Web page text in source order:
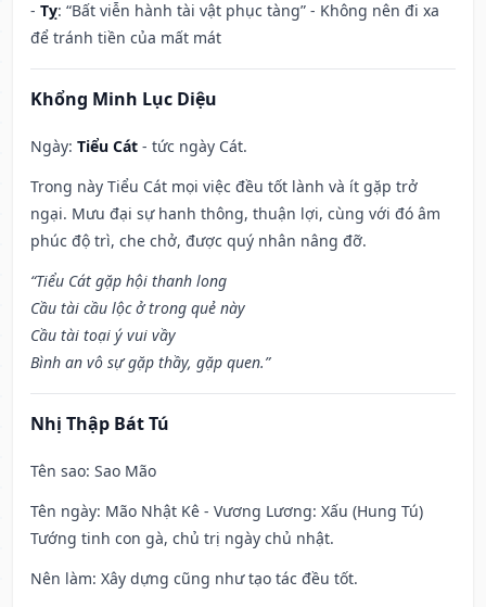
- Tỵ: “Bất viễn hành tài vật phục tàng” - Không nên đi xa
để tránh tiền của mất mát
Khổng Minh Lục Diệu
Ngày: Tiểu Cát - tức ngày Cát.
Trong này Tiểu Cát mọi việc đều tốt lành và ít gặp trở
ngại. Mưu đại sự hanh thông, thuận lợi, cùng với đó âm
phúc độ trì, che chở, được quý nhân nâng đỡ.
“Tiểu Cát gặp hội thanh long
Cầu tài cầu lộc ở trong quẻ này
Cầu tài toại ý vui vầy
Bình an vô sự gặp thầy, gặp quen.”
Nhị Thập Bát Tú
Tên sao: Sao Mão
Tên ngày: Mão Nhật Kê - Vương Lương: Xấu (Hung Tú)
Tướng tinh con gà, chủ trị ngày chủ nhật.
Nên làm: Xây dựng cũng như tạo tác đều tốt.